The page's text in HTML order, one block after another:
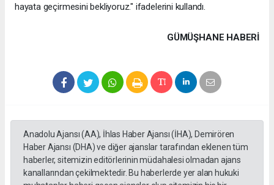
hayata geçirmesini bekliyoruz." ifadelerini kullandı.
GÜMÜŞHANE HABERİ
Anadolu Ajansı (AA), İhlas Haber Ajansı (İHA), Demirören
Haber Ajansı (DHA) ve diğer ajanslar tarafından eklenen tüm
haberler, sitemizin editörlerinin müdahalesi olmadan ajans
kanallarından çekilmektedir. Bu haberlerde yer alan hukuki